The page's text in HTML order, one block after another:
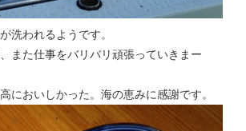
洗われるようです。
また仕事をバリバリ頑張っていきまー
においしかった。海の恵みに感謝です。